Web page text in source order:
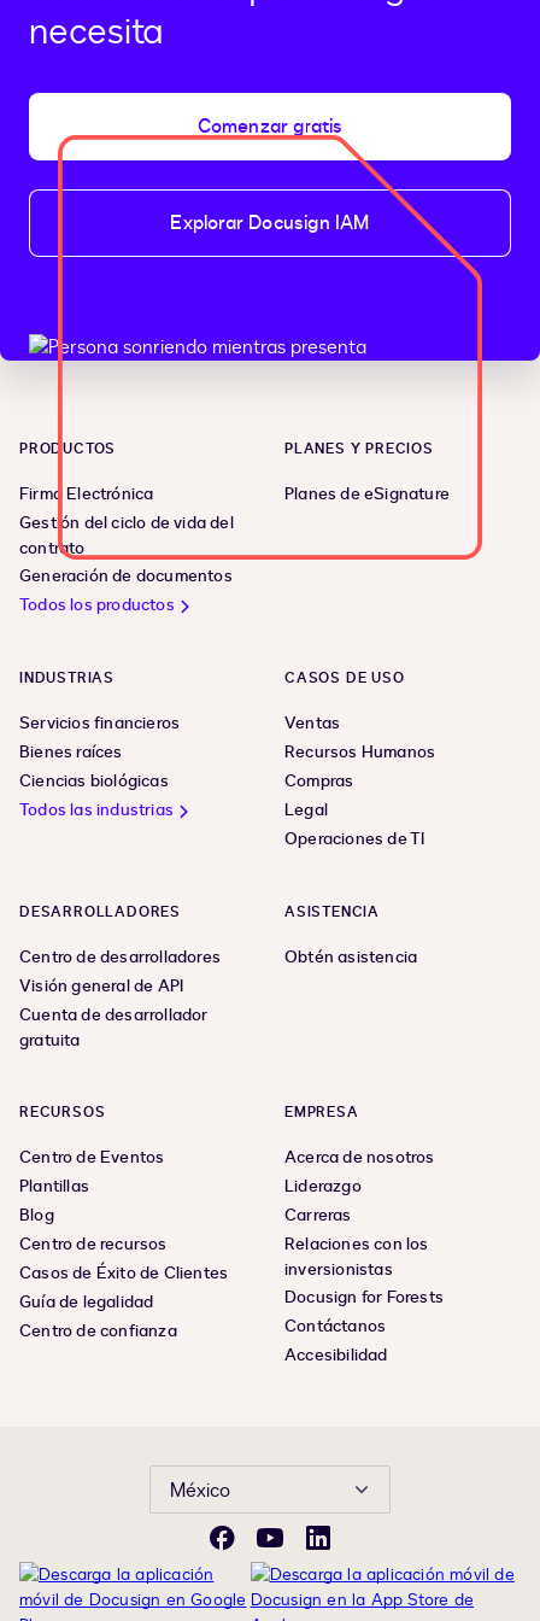
necesita
Comenzar gratis
Explorar Docusign IAM
PRODUCTOS
Firma Electrónica
Gestión del ciclo de vida del
contrato
Generación de documentos
Todos los productos
PLANES Y PRECIOS
Planes de eSignature
INDUSTRIAS
Servicios financieros
Bienes raíces
Ciencias biológicas
Todos las industrias
CASOS DE USO
Ventas
Recursos Humanos
Compras
Legal
Operaciones de TI
DESARROLLADORES
Centro de desarrolladores
Visión general de API
Cuenta de desarrollador
gratuita
ASISTENCIA
Obtén asistencia
RECURSOS
Centro de Eventos
Plantillas
Blog
Centro de recursos
Casos de Éxito de Clientes
Guía de legalidad
Centro de confianza
EMPRESA
Acerca de nosotros
Liderazgo
Carreras
Relaciones con los
inversionistas
Docusign for Forests
Contáctanos
Accesibilidad
México
FacebookYouTubeLinkedIn